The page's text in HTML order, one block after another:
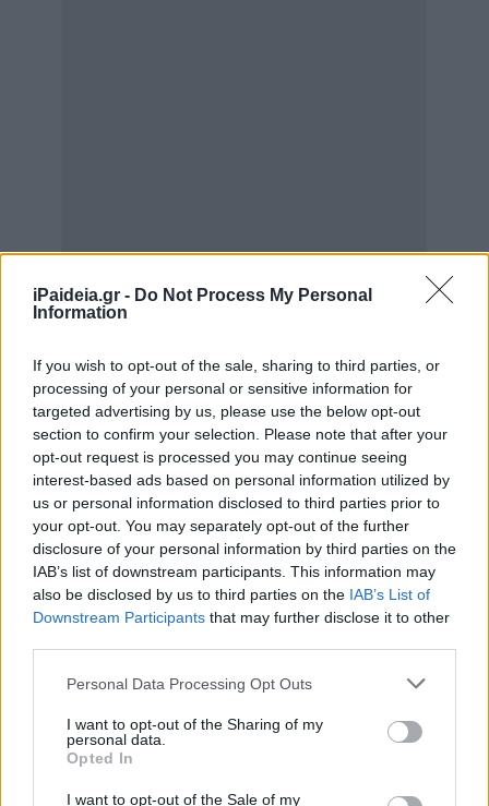
iPaideia.gr - Do Not Process My Personal
Information
If you wish to opt-out of the sale, sharing to third parties, or
processing of your personal or sensitive information for
targeted advertising by us, please use the below opt-out
section to confirm your selection. Please note that after your
opt-out request is processed you may continue seeing
interest-based ads based on personal information utilized by
us or personal information disclosed to third parties prior to
your opt-out. You may separately opt-out of the further
disclosure of your personal information by third parties on the
IAB’s list of downstream participants. This information may
also be disclosed by us to third parties on the IAB’s List of
Downstream Participants that may further disclose it to other
Please note that this website/app uses one or more Google
not limited to your visit or usage behaviour. You may click to
grant or deny consent to Google and its third-party tags to
use your data for below specified purposes in below Google
consent section.
Personal Data Processing Opt Outs
I want to opt-out of the Sharing of my
personal data.
Opted In
I want to opt-out of the Sale of my
και το Σημείο Διανομής που τον/την βολεύει (όπου αυτά
είναι διαθέσιμα), από σχετική λίστα επιλογών ανάλογα
με τον Δήμο κατοικίας του νοικοκυριού.